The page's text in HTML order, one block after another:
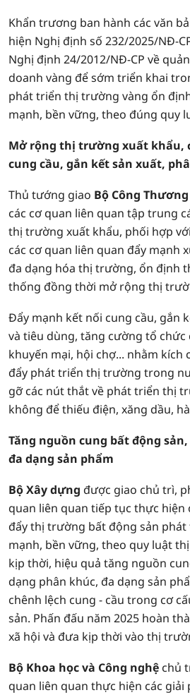
Khẩn trương ban hành các văn
hiện Nghị định số 232/2025/NĐ-
Nghị định 24/2012/NĐ-CP về
doanh vàng để sớm triển khai
phát triển thị trường vàng ổn
mạnh, bền vững, theo đúng quy
Mở rộng thị trường xuất khẩu,
cung cầu, gắn kết sản xuất,
Thủ tướng giao Bộ Công Thương
các cơ quan liên quan tập trung
thị trường xuất khẩu, phối hợp với
các cơ quan liên quan đẩy mạnh
đa dạng hóa thị trường, ổn định
thống đồng thời mở rộng thị
Đẩy mạnh kết nối cung cầu, gắn
và tiêu dùng, tăng cường tổ
khuyến mại, hội chợ... nhằm kích
đẩy phát triển thị trường trong
gỡ các nút thắt về phát triển thị
không để thiếu điện, xăng dầu,
Tăng nguồn cung bất động
đa dạng sản phẩm
Bộ Xây dựng được giao chủ trì,
quan liên quan tiếp tục thực hiện
đẩy thị trường bất động sản phát
mạnh, bền vững, theo quy luật
kịp thời, hiệu quả tăng nguồn
dạng phân khúc, đa dạng sản
chênh lệch cung - cầu trong cơ
sản. Phấn đấu năm 2025 hoàn
xã hội và đưa kịp thời vào thị
Bộ Khoa học và Công nghệ chủ
quan liên quan thực hiện các